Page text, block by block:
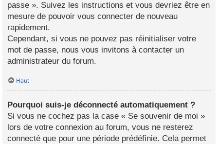
passe ». Suivez les instructions et vous devriez être en
mesure de pouvoir vous connecter de nouveau
rapidement.
Cependant, si vous ne pouvez pas réinitialiser votre
mot de passe, nous vous invitons à contacter un
administrateur du forum.
Haut
Pourquoi suis-je déconnecté automatiquement ?
Si vous ne cochez pas la case « Se souvenir de moi »
lors de votre connexion au forum, vous ne resterez
connecté que pour une période prédéfinie. Cela permet